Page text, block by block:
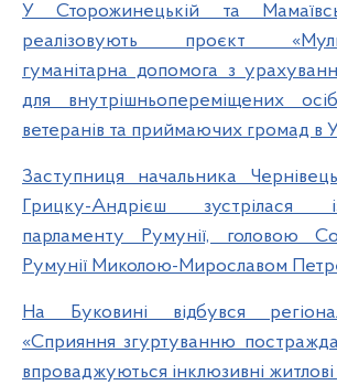
У Сторожинецькій та
реалізовують проєкт
гуманітарна допомога з
для внутрішньопереміщених
ветеранів та приймаючих громад в
Заступниця начальника
Грицку-Андрієш зустрілася
парламенту Румунії, головою
Румунії Миколою-Мирославом
На Буковині відбувся
«Сприяння згуртуванню
впроваджуються інклюзивні